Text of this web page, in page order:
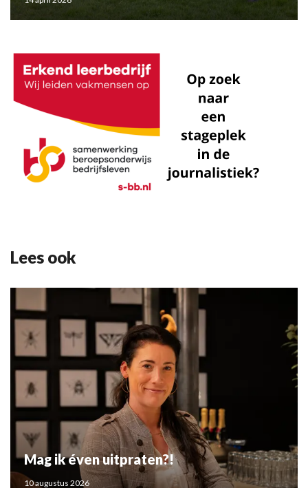
Lees ook
Mag ik éven uitpraten?!
10 augustus 2026